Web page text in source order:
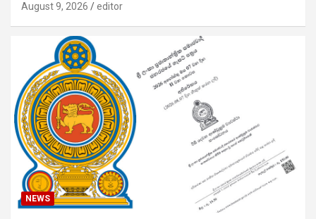
August 9, 2026 editor
NEWS